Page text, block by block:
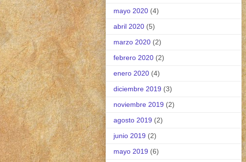
mayo 2020 (4)
abril 2020 (5)
marzo 2020 (2)
febrero 2020 (2)
enero 2020 (4)
diciembre 2019 (3)
noviembre 2019 (2)
agosto 2019 (2)
junio 2019 (2)
mayo 2019 (6)